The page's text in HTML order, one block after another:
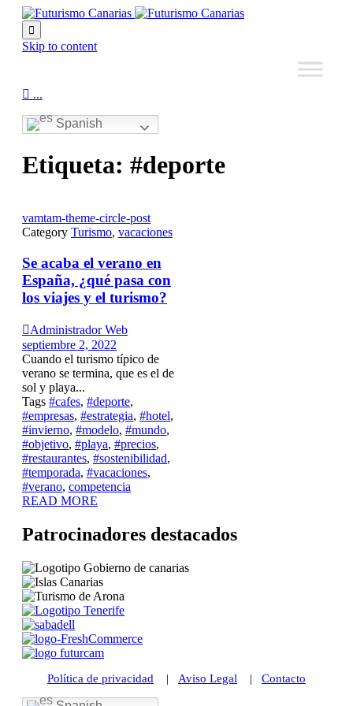

Skip to content
 ...
Spanish
Etiqueta: #deporte
vamtam-theme-circle-post
Category Turismo, vacaciones
Se acaba el verano en
España, ¿qué pasa con
los viajes y el turismo?
Administrador Web
septiembre 2, 2022
Cuando el turismo típico de
verano se termina, que es el de
sol y playa...
Tags #cafes, #deporte,
#empresas, #estrategia, #hotel,
#invierno, #modelo, #mundo,
#objetivo, #playa, #precios,
#restaurantes, #sostenibilidad,
#temporada, #vacaciones,
#verano, competencia
READ MORE
Patrocinadores destacados
Política de privacidad | Aviso Legal | Contacto